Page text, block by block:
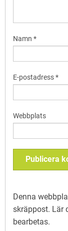
Namn *
E-postadress*
Webbplats
Denna
skräppost. Lär
bearbetas.